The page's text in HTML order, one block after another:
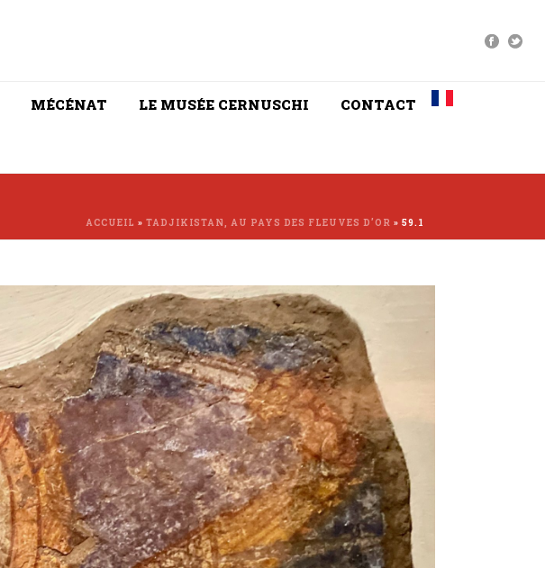
MÉCÉNAT LE MUSÉE CERNUSCHI CONTACT
ACCUEIL » TADJIKISTAN, AU PAYS DES FLEUVES D’OR » 59.1